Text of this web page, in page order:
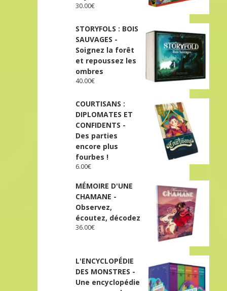
30.00€
STORYFOLS : BOIS
SAUVAGES -
Soignez la forêt
et repoussez les
ombres
40.00€
COURTISANS :
DIPLOMATES ET
CONFIDENTS -
Des parties
encore plus
fourbes !
6.00€
MÉMOIRE D'UNE
CHAMANE -
Observez,
écoutez, décodez
36.00€
L'ENCYCLOPÉDIE
DES MONSTRES -
Une encyclopédie